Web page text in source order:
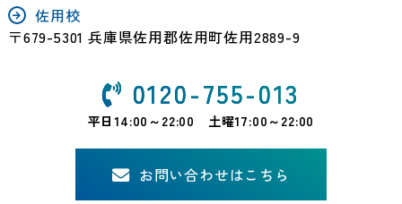
佐用校
〒679-5301 兵庫県佐用郡佐用町佐用2889-9
0120-755-013
平日14:00～22:00 土曜17:00～22:00
お問い合わせはこちら